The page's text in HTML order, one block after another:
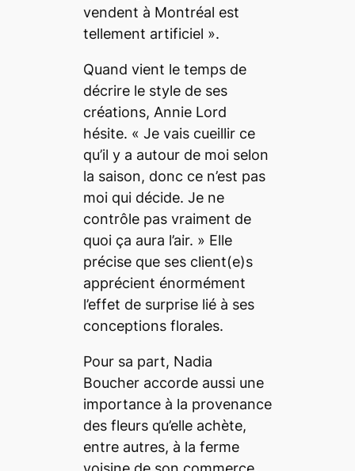
vendent à Montréal est
tellement artificiel ».
Quand vient le temps de
décrire le style de ses
créations, Annie Lord
hésite. « Je vais cueillir ce
qu’il y a autour de moi selon
la saison, donc ce n’est pas
moi qui décide. Je ne
contrôle pas vraiment de
quoi ça aura l’air. » Elle
précise que ses client(e)s
apprécient énormément
l’effet de surprise lié à ses
conceptions florales.
Pour sa part, Nadia
Boucher accorde aussi une
importance à la provenance
des fleurs qu’elle achète,
entre autres, à la ferme